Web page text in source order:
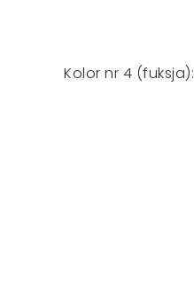
Kolor nr 4 (fuksja):